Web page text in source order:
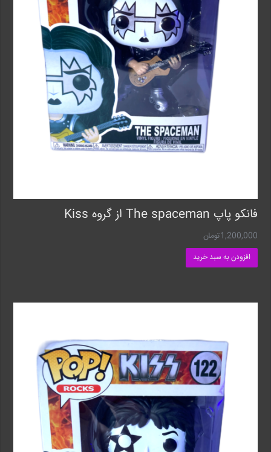
فانکو پاپ The spaceman از‌ گروه Kiss
1,200,000تومان
افزودن به سبد خرید